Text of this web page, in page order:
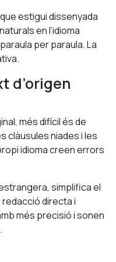
estigui dissenyada
en l’idioma
per paraula. La
d’origen
més difícil és de
clàusules niades i les
idioma creen errors
simplifica el
directa i
més precisió i sonen